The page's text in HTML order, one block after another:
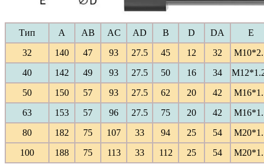
Тип A AB AC AD B D DA
E
32
140 47 93 27.5 45 12 32
40
142 49 93 27.5 50 16 34
50
150 57 93 27.5 62 20 42
63
153 57 96 27.5 75 20 42
80
182 75 107 33 94 25 54
100
188 75 113 33 112 25 54